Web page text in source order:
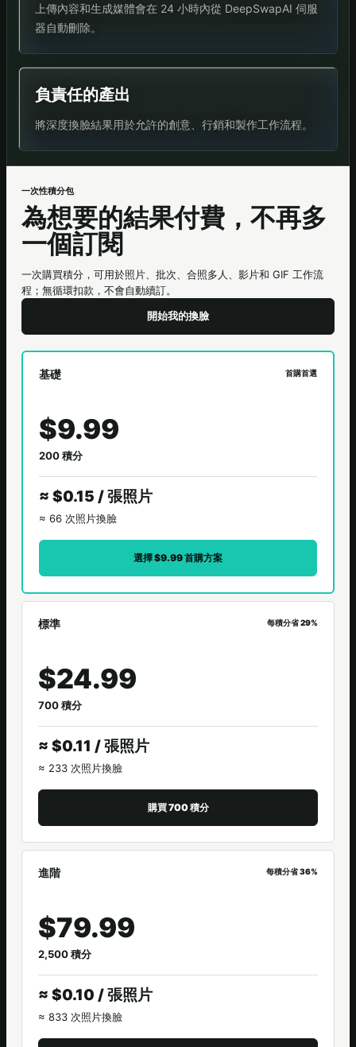
上傳內容和生成媒體會在 24 小時內從 DeepSwapAI 伺服
器自動刪除。
負責任的產出
將深度換臉結果用於允許的創意、行銷和製作工作流程。
一次性積分包
為想要的結果付費，不再多
一個訂閱
一次購買積分，可用於照片、批次、合照多人、影片和 GIF 工作流
程；無循環扣款，不會自動續訂。
開始我的換臉
基礎 首購首選
$9.99
200 積分
≈ $0.15 / 張照片
≈ 66 次照片換臉
選擇 $9.99 首購方案
標準 每積分省 29%
$24.99
700 積分
≈ $0.11 / 張照片
≈ 233 次照片換臉
購買 700 積分
進階 每積分省 36%
$79.99
2,500 積分
≈ $0.10 / 張照片
≈ 833 次照片換臉